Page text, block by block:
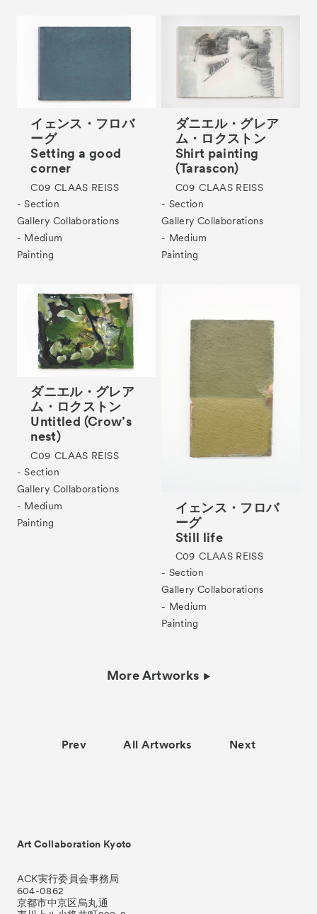
イェンス・フロバ
ーグ
Setting a good
corner
C09 CLAAS REISS
- Section
Gallery Collaborations
- Medium
Painting
ダニエル・グレア
ム・ロクストン
Shirt painting
(Tarascon)
C09 CLAAS REISS
- Section
Gallery Collaborations
- Medium
Painting
ダニエル・グレア
ム・ロクストン
Untitled (Crow’s
nest)
C09 CLAAS REISS
- Section
Gallery Collaborations
- Medium
Painting
イェンス・フロバ
ーグ
Still life
C09 CLAAS REISS
- Section
Gallery Collaborations
- Medium
Painting
More Artworks
Prev All Artworks Next
Art Collaboration Kyoto
ACK実行委員会事務局
604-0862
京都市中京区烏丸通